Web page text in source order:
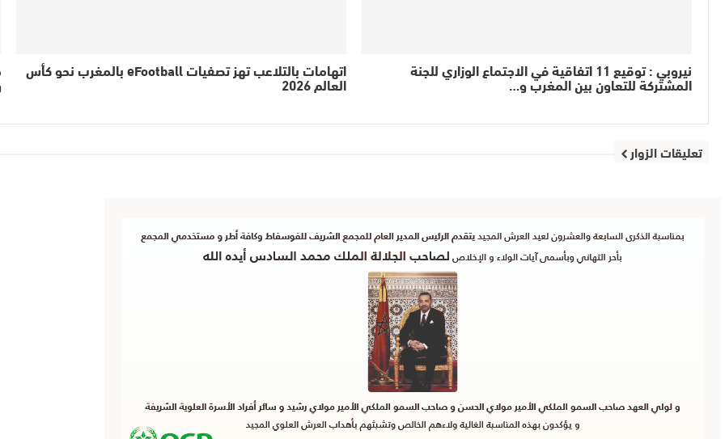
نيروبي : توقيع 11 اتفاقية في الاجتماع الوزاري للجنة
المشتركة للتعاون بين المغرب و…
اتهامات بالتلاعب تهز تصفيات eFootball بالمغرب نحو كأس
العالم 2026
تعليقات الزوار